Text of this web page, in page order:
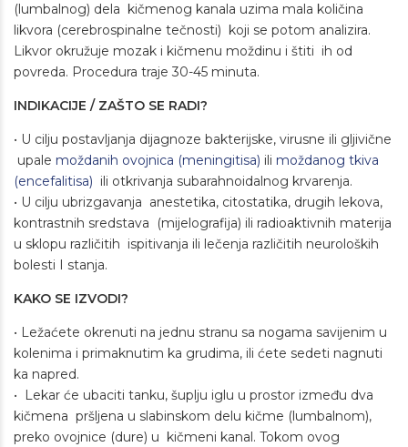
(lumbalnog) dela kičmenog kanala uzima mala količina
likvora (cerebrospinalne tečnosti) koji se potom analizira.
Likvor okružuje mozak i kičmenu moždinu i štiti ih od
povreda. Procedura traje 30-45 minuta.
INDIKACIJE / ZAŠTO SE RADI?
• U cilju postavljanja dijagnoze bakterijske, virusne ili gljivične
upale moždanih ovojnica (meningitisa) ili moždanog tkiva
(encefalitisa) ili otkrivanja subarahnoidalnog krvarenja.
• U cilju ubrizgavanja anestetika, citostatika, drugih lekova,
kontrastnih sredstava (mijelografija) ili radioaktivnih materija
u sklopu različitih ispitivanja ili lečenja različitih neuroloških
bolesti I stanja.
KAKO SE IZVODI?
• Ležaćete okrenuti na jednu stranu sa nogama savijenim u
kolenima i primaknutim ka grudima, ili ćete sedeti nagnuti
ka napred.
• Lekar će ubaciti tanku, šuplju iglu u prostor između dva
kičmena pršljena u slabinskom delu kičme (lumbalnom),
preko ovojnice (dure) u kičmeni kanal. Tokom ovog